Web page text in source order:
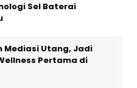
Sel Baterai
Mediasi Utang, Jadi
Pertama di